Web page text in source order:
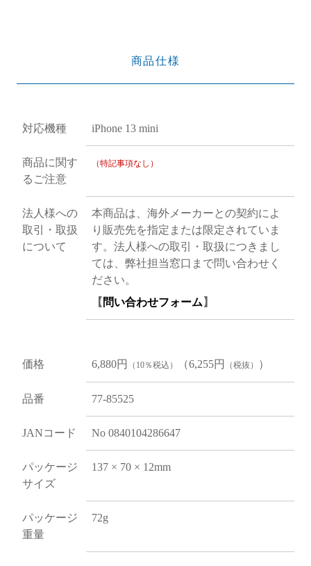
商品仕様
対応機種 iPhone 13 mini
商品に関す
るご注意
（特記事項なし）
法人様への
取引・取扱
について
本商品は、海外メーカーとの契約によ
り販売先を指定または限定されていま
す。法人様への取引・取扱につきまし
ては、弊社担当窓口まで問い合わせく
ださい。
【 問い合わせフォーム 】
価格 6,880円 （10％税込） （6,255円 （税抜） ）
品番 77-85525
JANコード No 0840104286647
パッケージ
サイズ
137 × 70 × 12mm
パッケージ
重量
72g